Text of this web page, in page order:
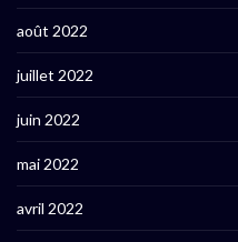
août 2022
juillet 2022
juin 2022
mai 2022
avril 2022